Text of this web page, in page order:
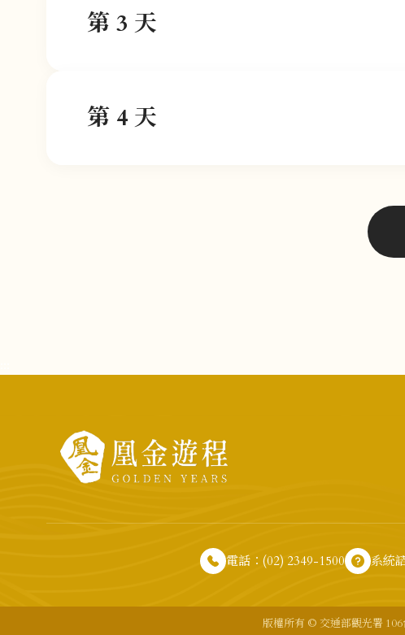
第 3 天
第 4 天
電話：(02) 2349-1500 系統
版權所有 © 交通部觀光署